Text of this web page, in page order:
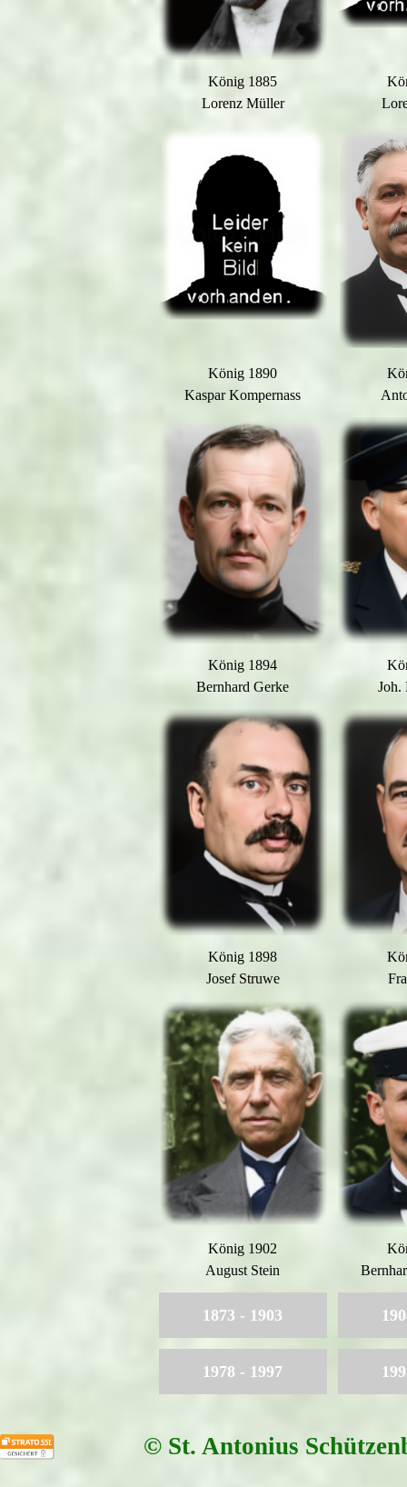
König 1885
Lorenz Müller
König 1890
Kaspar Kompernass
König 1894
Bernhard Gerke
Joh.
König 1898
Josef Struwe
König 1902
August Stein
1873 - 1903
1978 - 1997
© St. Antonius